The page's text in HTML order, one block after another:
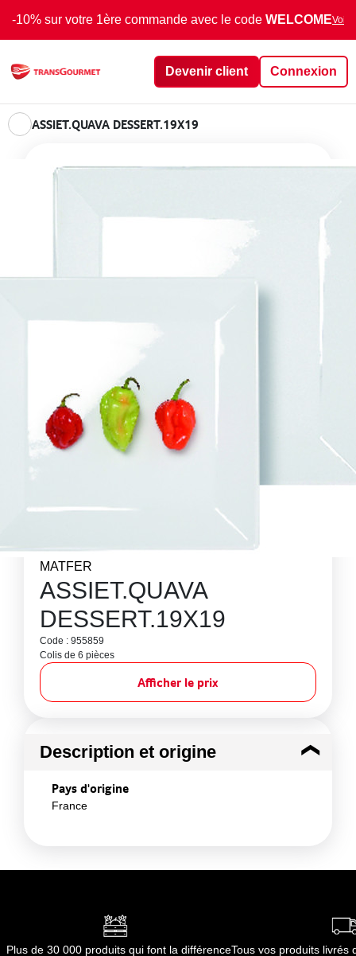
-10% sur votre 1ère commande avec le code WELCOMEVoir
Devenir client Connexion
ASSIET.QUAVA DESSERT.19X19
MATFER
ASSIET.QUAVA
DESSERT.19X19
Code : 955859
Colis de 6 pièces
Afficher le prix
Description et origine
Pays d'origine
France
Plus de 30 000 produits qui font la différenceTous vos produits livrés